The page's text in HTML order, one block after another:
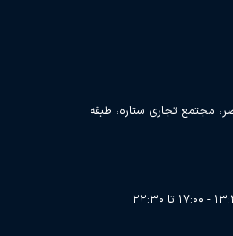
مجتمع تجاری ستاره، طبقه